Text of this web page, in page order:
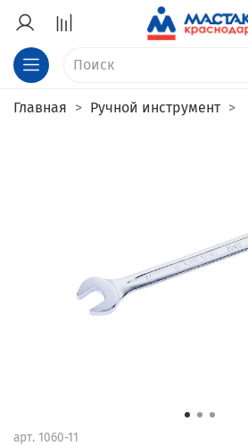
Главная Ручной инструмент
арт. 1060-11